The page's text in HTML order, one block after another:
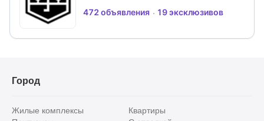
472 объявления 19 эксклюзивов
Город
Жилые комплексы
Квартиры